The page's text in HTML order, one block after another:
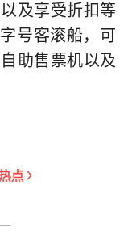
及享受折扣等
号客滚船，可
助售票机以及
点